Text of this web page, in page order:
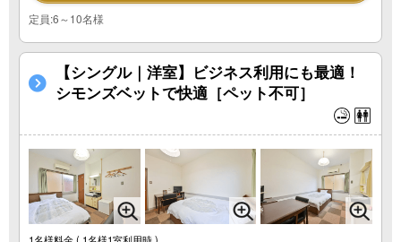
定員:6～10名様
【シングル｜洋室】ビジネス利用にも最適！
シモンズベットで快適［ペット不可］
1名様料金( 1名様1室利用時 )